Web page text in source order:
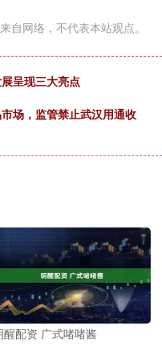
自网络，不代表本站观点。
呈现三大亮点
场，监管禁止武汉用通收
醒配资 广式啫啫酱